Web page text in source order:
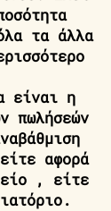
τα άλλα
είναι η
πωλήσεών
αφορά
, είτε